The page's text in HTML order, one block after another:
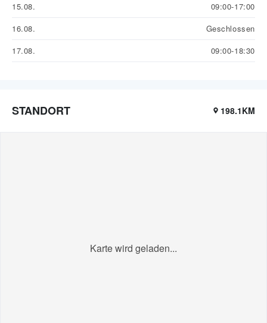
15.08.
09:00-17:00
16.08.
Geschlossen
17.08.
09:00-18:30
STANDORT 198.1KM
Karte wird geladen...